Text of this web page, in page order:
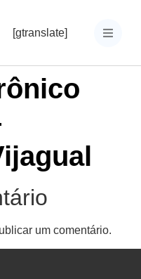
[gtranslate]
um comentário.